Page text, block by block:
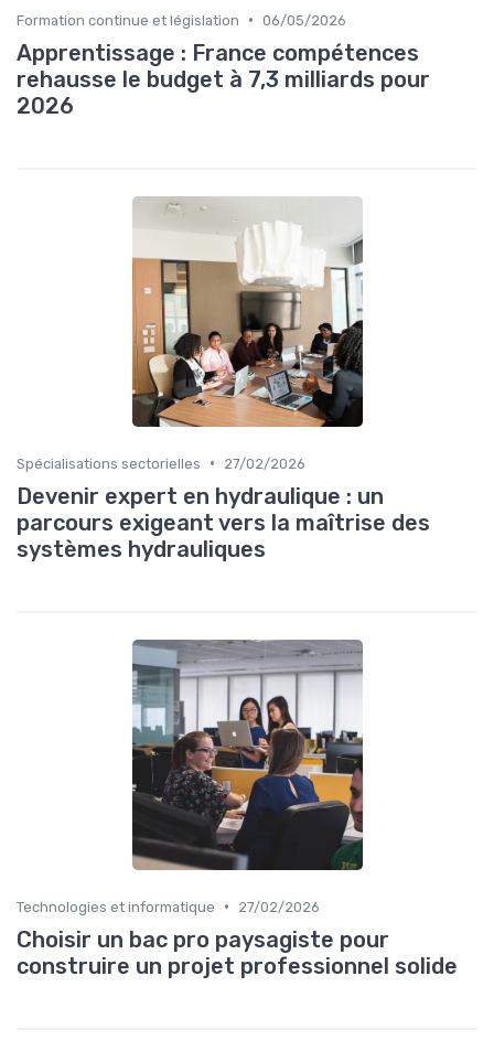
Formation continue et législation • 06/05/2026
Apprentissage : France compétences
rehausse le budget à 7,3 milliards pour
2026
Spécialisations sectorielles • 27/02/2026
Devenir expert en hydraulique : un
parcours exigeant vers la maîtrise des
systèmes hydrauliques
Technologies et informatique • 27/02/2026
Choisir un bac pro paysagiste pour
construire un projet professionnel solide